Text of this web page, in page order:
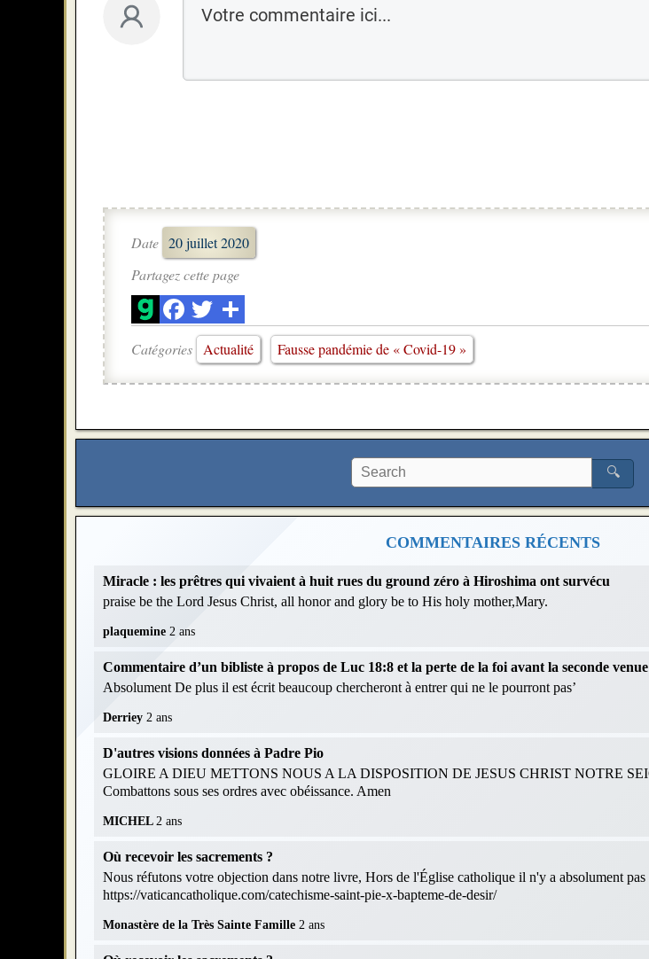
Date 20 juillet 2020
Partagez cette page
Catégories Actualité Fausse pandémie de « Covid-19 »
🔍
COMMENTAIRES RÉCENTS
Miracle : les prêtres qui vivaient à huit rues du ground zéro à Hiroshima ont survécu
praise be the Lord Jesus Christ, all honor and glory be to His holy mother,Mary.
plaquemine 2 ans
Commentaire d’un bibliste à propos de Luc 18:8 et la perte de la foi avant la seconde
Absolument De plus il est écrit beaucoup chercheront à entrer qui ne le pourront pas’
Derriey 2 ans
D'autres visions données à Padre Pio
GLOIRE A DIEU METTONS NOUS A LA DISPOSITION DE JESUS CHRIST NOTRE
Combattons sous ses ordres avec obéissance. Amen
MICHEL 2 ans
Où recevoir les sacrements ?
Nous réfutons votre objection dans notre livre, Hors de l'Église catholique il n'y a absolument pas
https://vaticancatholique.com/catechisme-saint-pie-x-bapteme-de-desir/
Monastère de la Très Sainte Famille 2 ans